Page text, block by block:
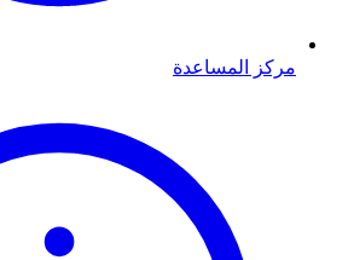
مركز المساعدة